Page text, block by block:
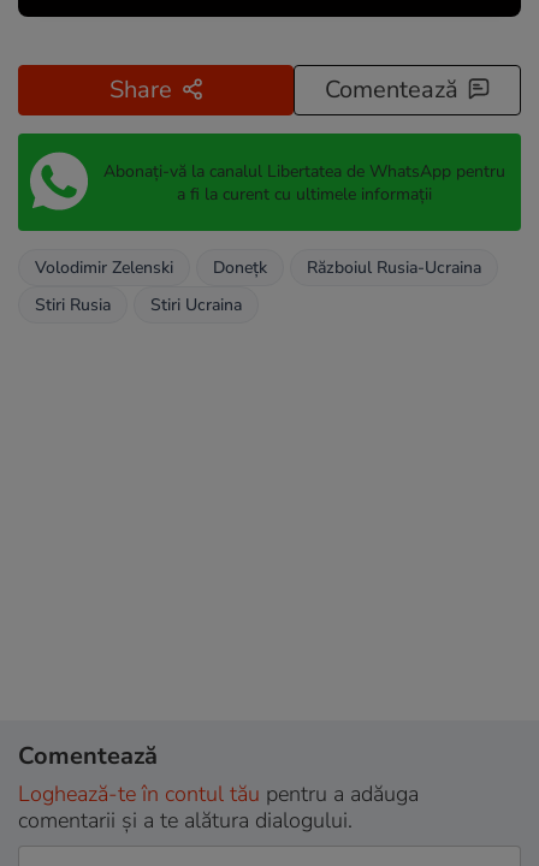
Share Comentează
Abonați-vă la canalul Libertatea de WhatsApp pentru
a fi la curent cu ultimele informații
Volodimir Zelenski Donețk
Războiul Rusia-Ucraina
Stiri Rusia
Stiri Ucraina
Comentează
Loghează-te în contul tău pentru a adăuga
comentarii și a te alătura dialogului.